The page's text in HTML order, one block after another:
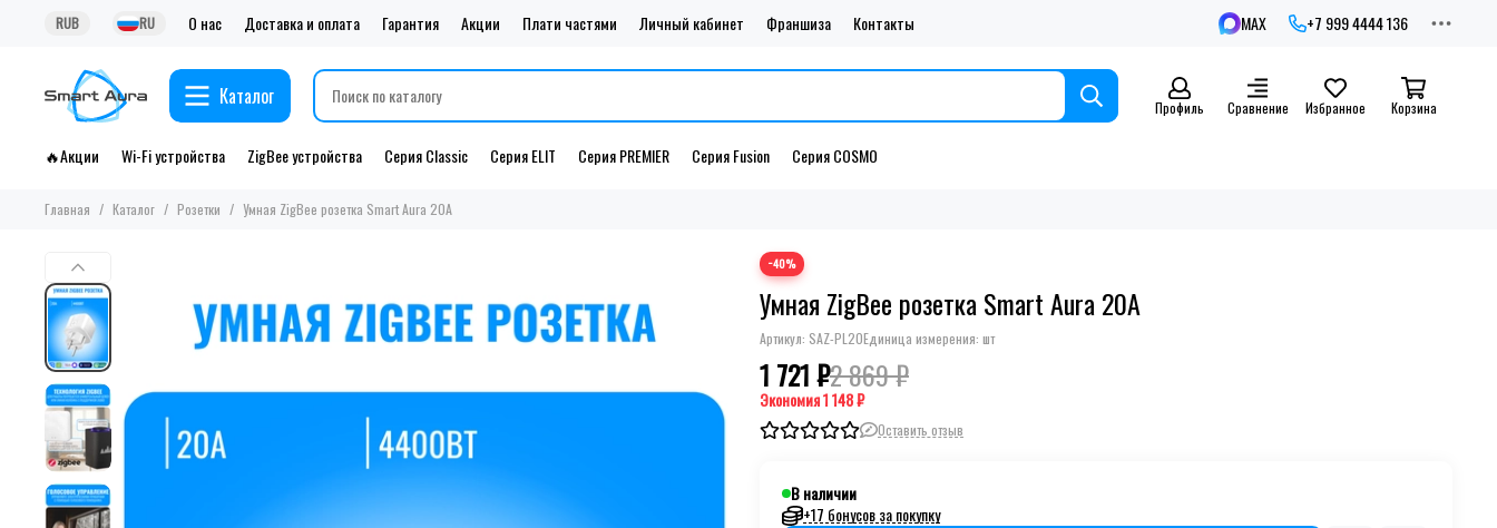
RUB RU О нас Доставка и оплата Гарантия Акции Плати частями Личный кабинет Франшиза Контакты MAX +7 999 4444 136
Каталог Профиль Сравнение Избранное Корзина
🔥Акции Wi-Fi устройства ZigBee устройства Серия Classic Серия ELIT Серия PREMIER Серия Fusion Серия COSMO
Главная Каталог Розетки Умная ZigBee розетка Smart Aura 20А
−40%
Умная ZigBee розетка Smart Aura 20А
Артикул: SAZ-PL20Единица измерения: шт
1 721 ₽2 869 ₽
Экономия1 148 ₽
Оставить отзыв
В наличии
+17 бонусов за покупку